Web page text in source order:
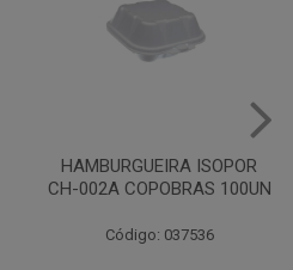
CAIXA PARDA PIZZA N30
OITAVADA BALUARTE C/10
Código: 001124